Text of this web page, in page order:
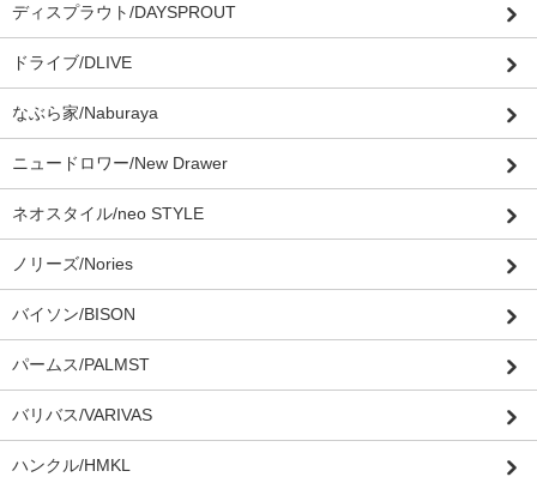
ディスプラウト/DAYSPROUT
ドライブ/DLIVE
なぶら家/Naburaya
ニュードロワー/New Drawer
ネオスタイル/neo STYLE
ノリーズ/Nories
バイソン/BISON
パームス/PALMST
バリバス/VARIVAS
ハンクル/HMKL